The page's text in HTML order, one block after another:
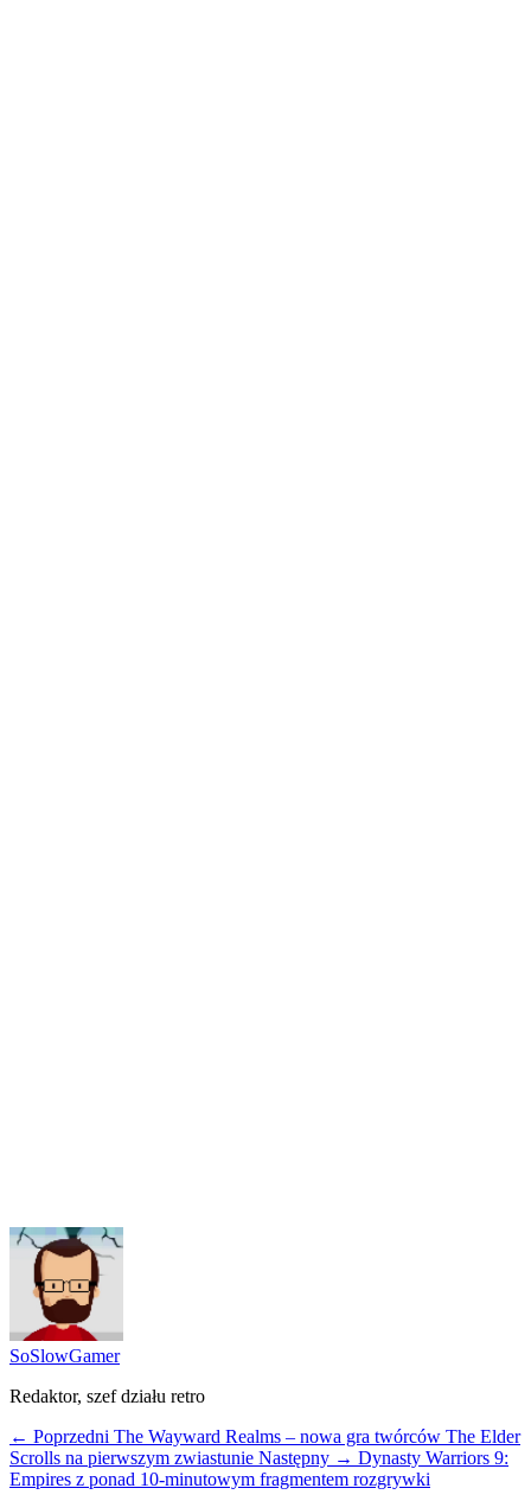
SoSlowGamer
Redaktor, szef działu retro
← Poprzedni The Wayward Realms – nowa gra twórców The Elder
Scrolls na pierwszym zwiastunie Następny → Dynasty Warriors 9:
Empires z ponad 10-minutowym fragmentem rozgrywki